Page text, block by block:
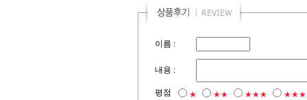
이름 :
내용 :
평점 ★ ★★ ★★★